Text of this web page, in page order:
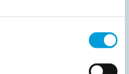
de vous développer et de
qui font la différence dans le
est fait pour vous !